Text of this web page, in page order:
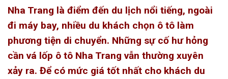
Nha Trang là điểm đến du lịch nổi tiếng, ngoài
đi máy bay, nhiều du khách chọn ô tô làm
phương tiện di chuyển. Những sự cố hư hỏng
cần vá lốp ô tô Nha Trang vẫn thường xuyên
xảy ra. Để có mức giá tốt nhất cho khách du